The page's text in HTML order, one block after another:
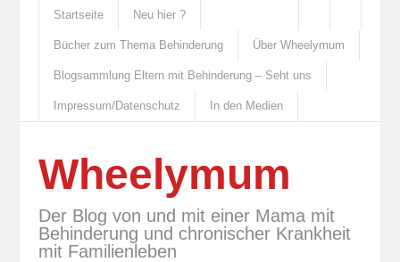
Startseite Neu hier ?
Bücher zum Thema Behinderung Über Wheelymum
Blogsammlung Eltern mit Behinderung – Seht uns
Impressum/Datenschutz In den Medien
Wheelymum
Der Blog von und mit einer Mama mit
Behinderung und chronischer Krankheit
mit Familienleben